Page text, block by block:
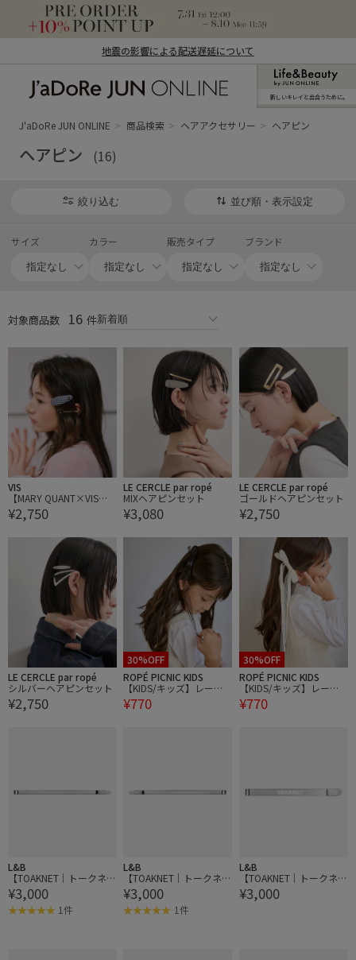
地震の影響による配送遅延について
ン オンライン）
新しいキレイと出合うために。
J'aDoRe JUN ONLINE 商品検索 ヘアアクセサリー ヘアピン
ヘアピン (16)
絞り込む 並び順・表示設定
サイズ カラー 販売タイプ ブランド
対象商品数 16 件
VIS
【MARY QUANT×VIS】
デイジーヘアピンセット
¥2,750
LE CERCLE par ropé
MIXヘアピンセット
¥3,080
LE CERCLE par ropé
ゴールドヘアピンセット
¥2,750
LE CERCLE par ropé
シルバーヘアピンセット
¥2,750
30%OFF
ROPÉ PICNIC KIDS
【KIDS/キッズ】レース
リボンピン
¥770
30%OFF
ROPÉ PICNIC KIDS
【KIDS/キッズ】レース
リボンピン
¥770
L&B
【TOAKNET｜トークネッ
ト】BOBBY LOGO THIN
¥3,000
1件
L&B
【TOAKNET｜トークネッ
ト】BOBBY LOGO THIN
¥3,000
1件
L&B
【TOAKNET｜トークネッ
ト】BOBBY LOGO THICK
¥3,000